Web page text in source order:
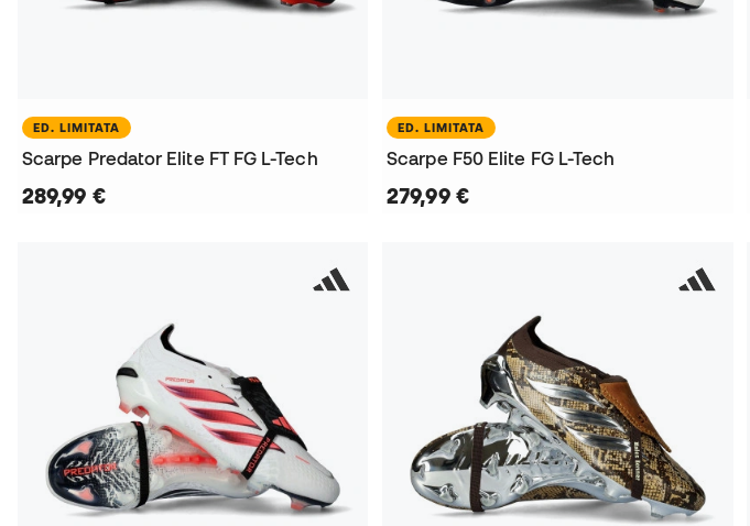
ED. LIMITATA
Scarpe Predator Elite FT FG L-Tech
289,99 €
ED. LIMITATA
Scarpe F50 Elite FG L-Tech
279,99 €